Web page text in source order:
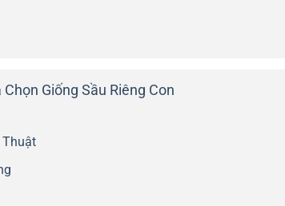
Giống Sầu Riêng Con
Thuật